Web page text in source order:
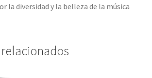
la diversidad y la belleza de la música